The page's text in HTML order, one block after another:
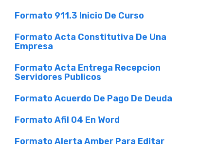
Formato 911.3 Inicio De Curso
Formato Acta Constitutiva De Una
Empresa
Formato Acta Entrega Recepcion
Servidores Publicos
Formato Acuerdo De Pago De Deuda
Formato Afil 04 En Word
Formato Alerta Amber Para Editar